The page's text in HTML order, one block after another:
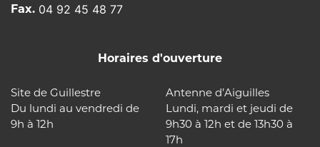
Fax. 04 92 45 48 77
Horaires d'ouverture
Site de Guillestre
Du lundi au vendredi de
9h à 12h
Antenne d’Aiguilles
Lundi, mardi et jeudi de
9h30 à 12h et de 13h30 à
17h